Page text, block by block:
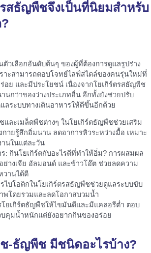
รสธัญพืชจึงเป็นที่นิยมสำหรับ
วเลือกอันดับต้นๆ ของผู้ที่ต้องการดูแลรูปร่าง
ะสามารถตอบโจทย์ไลฟ์สไตล์ของคนรุ่นใหม่ที่
อย และมีประโยชน์ เนื่องจากโยเกิร์ตรสธัญพืช
นกว่าของว่างประเภทอื่น อีกทั้งยังช่วยปรับ
ลระบบทางเดินอาหารให้ดีขึ้นอีกด้วย
และเมล็ดพืชต่างๆ ในโยเกิร์ตธัญพืชช่วยเสริม
กายรู้สึกอิ่มนาน ลดอาการหิวระหว่างมื้อ เหมาะ
นในแต่ละวัน
: กินโยเกิร์ตกับอะไรดีที่ทำให้อิ่ม? การผสมผล
ย่างเจีย อัลมอนด์ และข้าวโอ๊ต ช่วยลดความ
วานได้ดี
ไบโอติกในโยเกิร์ตรสธัญพืชช่วยดูแลระบบขับ
พโดยรวมและลดโอกาสบวมน้ำ
ยเกิร์ตธัญพืชให้ไขมันดีและมีแคลอรีต่ำ ตอบ
คุมน้ำหนักแต่ยังอยากกินของอร่อย
-ธัญพืช มีชนิดอะไรบ้าง?